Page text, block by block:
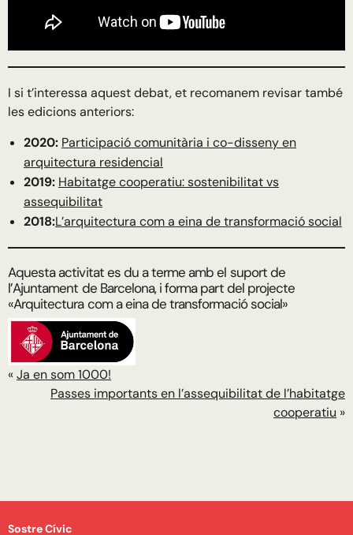
I si t’interessa aquest debat, et recomanem revisar també
les edicions anteriors:
2020: Participació comunitària i co-disseny en
arquitectura residencial
2019: Habitatge cooperatiu: sostenibilitat vs
assequibilitat
2018:L’arquitectura com a eina de transformació social
Aquesta activitat es du a terme amb el suport de
l’Ajuntament de Barcelona, i forma part del projecte
«Arquitectura com a eina de transformació social»
«Ja en som 1000!
Passes importants en l’assequibilitat de l’habitatge
cooperatiu »
Sostre Cívic